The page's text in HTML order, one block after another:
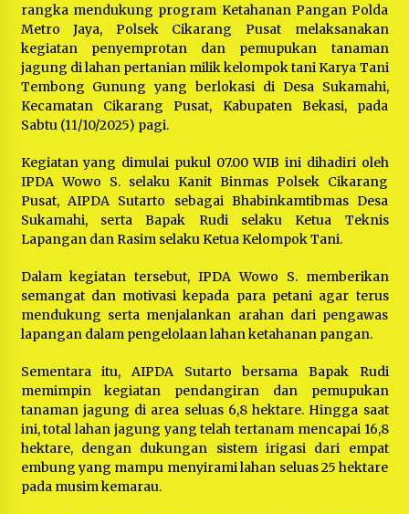
rangka mendukung program Ketahanan Pangan Polda
Metro Jaya, Polsek Cikarang Pusat melaksanakan
kegiatan penyemprotan dan pemupukan tanaman
jagung di lahan pertanian milik kelompok tani Karya Tani
Tembong Gunung yang berlokasi di Desa Sukamahi,
Kecamatan Cikarang Pusat, Kabupaten Bekasi, pada
Sabtu (11/10/2025) pagi.
Kegiatan yang dimulai pukul 07.00 WIB ini dihadiri oleh
IPDA Wowo S. selaku Kanit Binmas Polsek Cikarang
Pusat, AIPDA Sutarto sebagai Bhabinkamtibmas Desa
Sukamahi, serta Bapak Rudi selaku Ketua Teknis
Lapangan dan Rasim selaku Ketua Kelompok Tani.
Dalam kegiatan tersebut, IPDA Wowo S. memberikan
semangat dan motivasi kepada para petani agar terus
mendukung serta menjalankan arahan dari pengawas
lapangan dalam pengelolaan lahan ketahanan pangan.
Sementara itu, AIPDA Sutarto bersama Bapak Rudi
memimpin kegiatan pendangiran dan pemupukan
tanaman jagung di area seluas 6,8 hektare. Hingga saat
ini, total lahan jagung yang telah tertanam mencapai 16,8
hektare, dengan dukungan sistem irigasi dari empat
embung yang mampu menyirami lahan seluas 25 hektare
pada musim kemarau.